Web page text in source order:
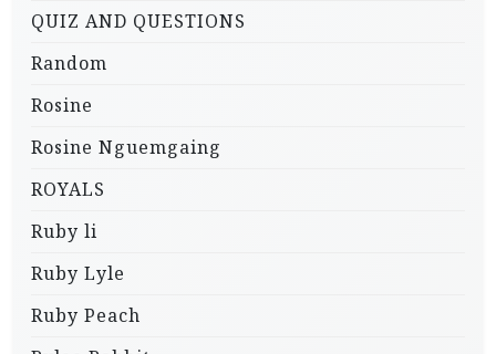
QUIZ AND QUESTIONS
Random
Rosine
Rosine Nguemgaing
ROYALS
Ruby li
Ruby Lyle
Ruby Peach